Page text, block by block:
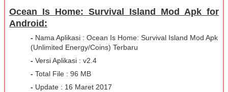
Ocean Is Home: Survival Island Моd Apk for
Android:
- Nama Aplikasi : Ocean Is Home: Survival Island Моd Apk
(Unlimited Energy/Coins) Terbaru
- Versi Aplikasi : v2.4
- Total File : 96 MB
- Update : 16 Maret 2017